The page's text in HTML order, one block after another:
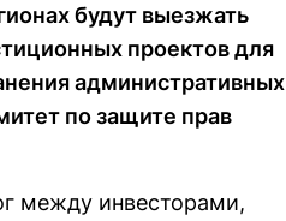
будут выезжать
проектов для
административных
по защите прав
между инвесторами,